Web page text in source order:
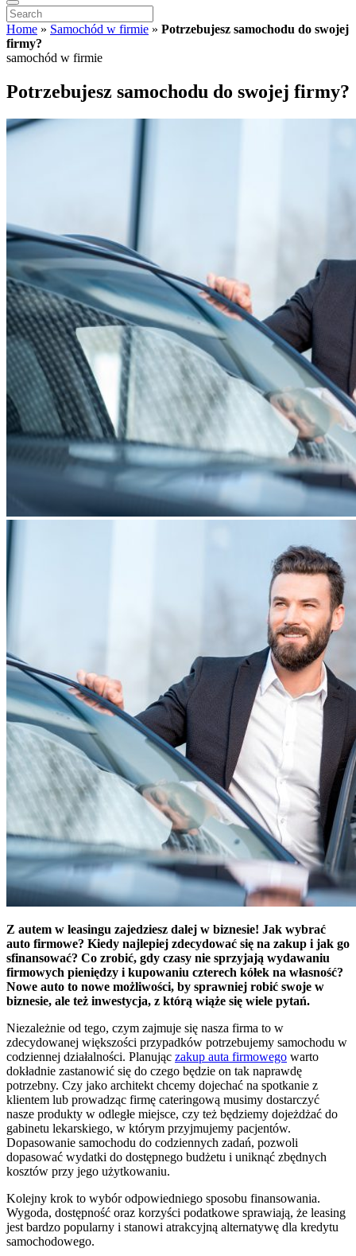
Home » Samochód w firmie » Potrzebujesz samochodu do swojej
firmy?
samochód w firmie
Potrzebujesz samochodu do swojej firmy?
Z autem w leasingu zajedziesz dalej w biznesie! Jak wybrać
auto firmowe? Kiedy najlepiej zdecydować się na zakup i jak go
sfinansować? Co zrobić, gdy czasy nie sprzyjają wydawaniu
firmowych pieniędzy i kupowaniu czterech kółek na własność?
Nowe auto to nowe możliwości, by sprawniej robić swoje w
biznesie, ale też inwestycja, z którą wiąże się wiele pytań.
Niezależnie od tego, czym zajmuje się nasza firma to w
zdecydowanej większości przypadków potrzebujemy samochodu w
codziennej działalności. Planując zakup auta firmowego warto
dokładnie zastanowić się do czego będzie on tak naprawdę
potrzebny. Czy jako architekt chcemy dojechać na spotkanie z
klientem lub prowadząc firmę cateringową musimy dostarczyć
nasze produkty w odległe miejsce, czy też będziemy dojeżdżać do
gabinetu lekarskiego, w którym przyjmujemy pacjentów.
Dopasowanie samochodu do codziennych zadań, pozwoli
dopasować wydatki do dostępnego budżetu i uniknąć zbędnych
kosztów przy jego użytkowaniu.
Kolejny krok to wybór odpowiedniego sposobu finansowania.
Wygoda, dostępność oraz korzyści podatkowe sprawiają, że leasing
jest bardzo popularny i stanowi atrakcyjną alternatywę dla kredytu
samochodowego.